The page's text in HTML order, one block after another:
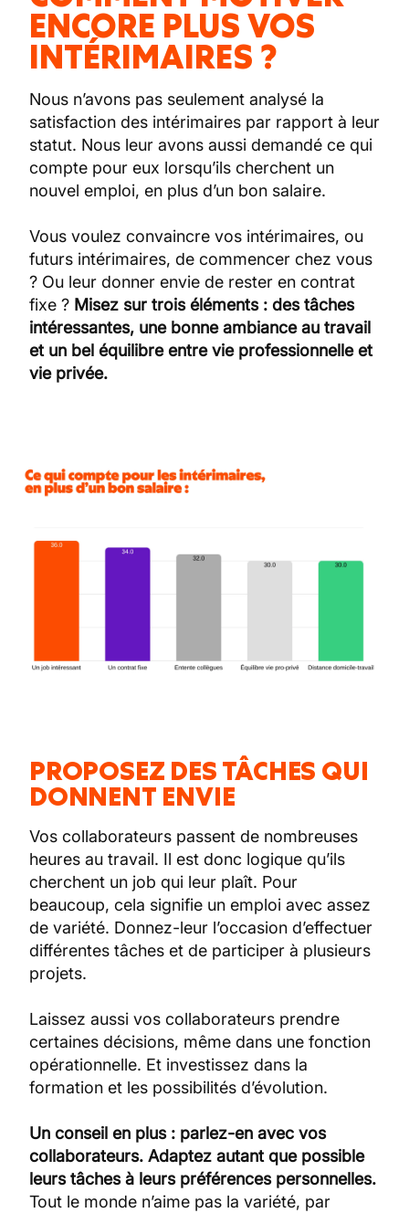
ENCORE PLUS VOS
INTÉRIMAIRES ?
Nous n’avons pas seulement analysé la
satisfaction des intérimaires par rapport à leur
statut. Nous leur avons aussi demandé ce qui
compte pour eux lorsqu’ils cherchent un
nouvel emploi, en plus d’un bon salaire.
Vous voulez convaincre vos intérimaires, ou
futurs intérimaires, de commencer chez vous
? Ou leur donner envie de rester en contrat
fixe ? Misez sur trois éléments : des tâches
intéressantes, une bonne ambiance au travail
et un bel équilibre entre vie professionnelle et
vie privée.
PROPOSEZ DES TÂCHES QUI
DONNENT ENVIE
Vos collaborateurs passent de nombreuses
heures au travail. Il est donc logique qu’ils
cherchent un job qui leur plaît. Pour
beaucoup, cela signifie un emploi avec assez
de variété. Donnez-leur l’occasion d’effectuer
différentes tâches et de participer à plusieurs
projets.
Laissez aussi vos collaborateurs prendre
certaines décisions, même dans une fonction
opérationnelle. Et investissez dans la
formation et les possibilités d’évolution.
Un conseil en plus : parlez-en avec vos
collaborateurs. Adaptez autant que possible
leurs tâches à leurs préférences personnelles.
Tout le monde n’aime pas la variété, par